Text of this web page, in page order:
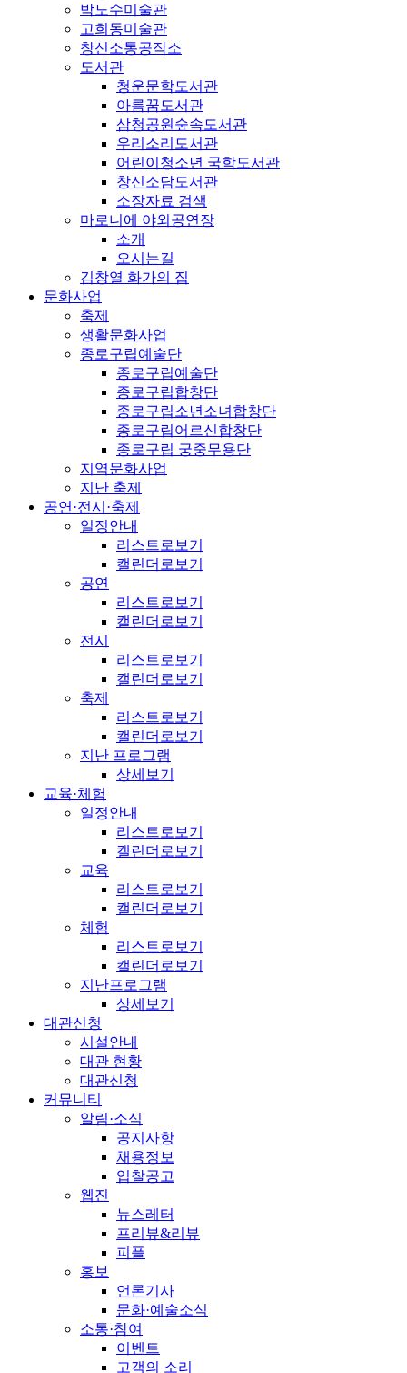
박노수미술관
고희동미술관
창신소통공작소
도서관
청운문학도서관
아름꿈도서관
삼청공원숲속도서관
우리소리도서관
어린이청소년 국학도서관
창신소담도서관
소장자료 검색
마로니에 야외공연장
소개
오시는길
김창열 화가의 집
문화사업
축제
생활문화사업
종로구립예술단
종로구립예술단
종로구립합창단
종로구립소년소녀합창단
종로구립어르신합창단
종로구립 궁중무용단
지역문화사업
지난 축제
공연·전시·축제
일정안내
리스트로보기
캘린더로보기
공연
리스트로보기
캘린더로보기
전시
리스트로보기
캘린더로보기
축제
리스트로보기
캘린더로보기
지난 프로그램
상세보기
교육·체험
일정안내
리스트로보기
캘린더로보기
교육
리스트로보기
캘린더로보기
체험
리스트로보기
캘린더로보기
지난프로그램
상세보기
대관신청
시설안내
대관 현황
대관신청
커뮤니티
알림·소식
공지사항
채용정보
입찰공고
웹진
뉴스레터
프리뷰&리뷰
피플
홍보
언론기사
문화·예술소식
소통·참여
이벤트
고객의 소리